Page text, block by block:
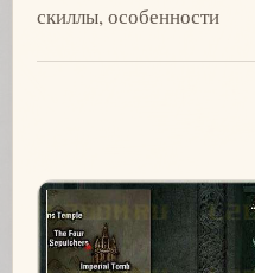
скиллы, особенности